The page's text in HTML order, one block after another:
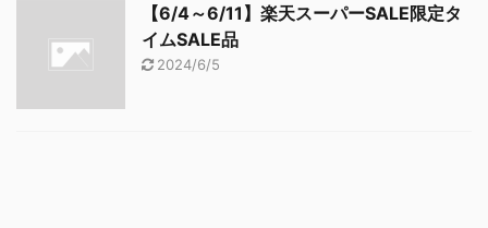
【6/4～6/11】楽天スーパーSALE限定タ
イムSALE品
2024/6/5